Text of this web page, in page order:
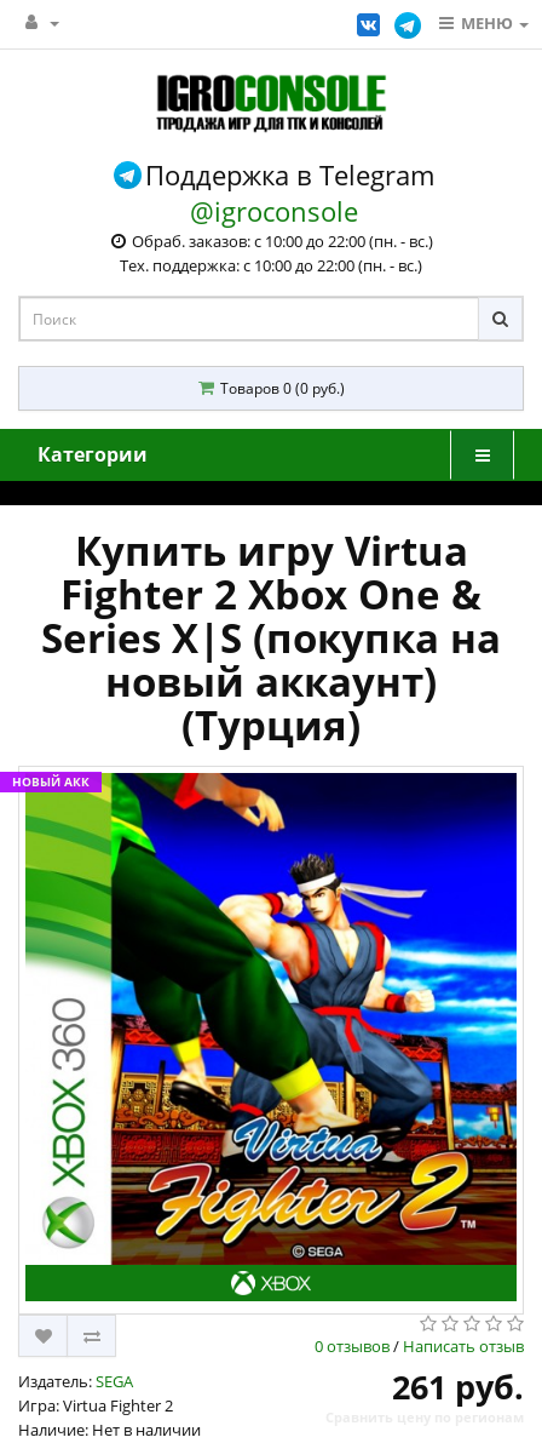
МЕНЮ
Поддержка в Telegram
@igroconsole
Обраб. заказов: с 10:00 до 22:00 (пн. - вс.)
Тех. поддержка: с 10:00 до 22:00 (пн. - вс.)
Товаров 0 (0 руб.)
Категории
Купить игру Virtua
Fighter 2 Xbox One &
Series X|S (покупка на
новый аккаунт)
(Турция)
НОВЫЙ АКК
0 отзывов/ Написать отзыв
Издатель:SEGA
Игра: Virtua Fighter 2
Наличие: Нет в наличии
261 руб.